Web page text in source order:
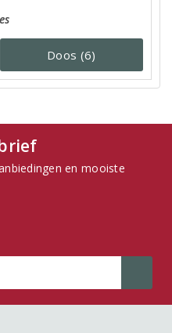
Doos (6)
en mooiste